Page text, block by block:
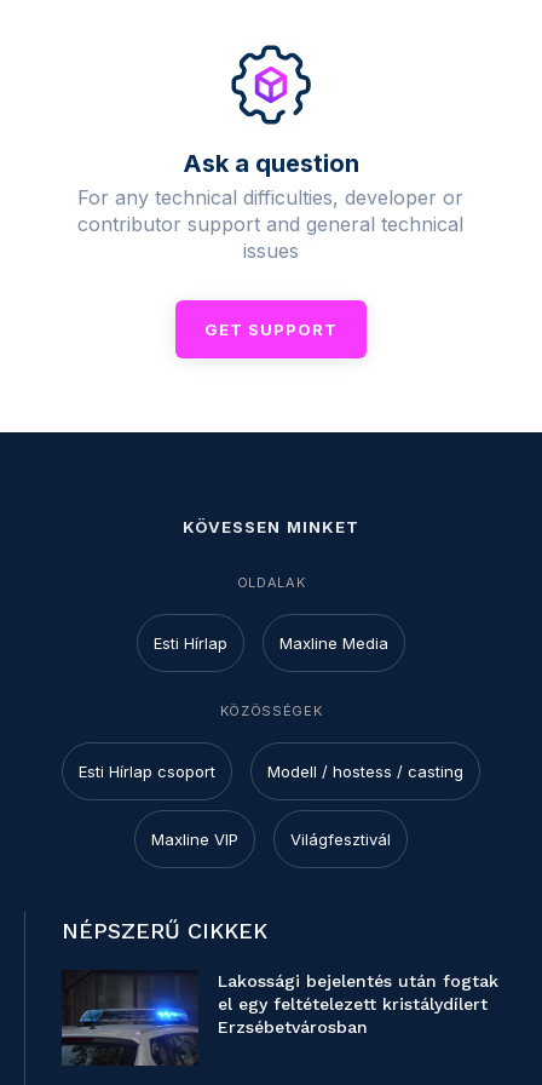
Ask a question
For any technical difficulties, developer or
contributor support and general technical
issues
GET SUPPORT
KÖVESSEN MINKET
OLDALAK
Esti Hírlap Maxline Media
KÖZÖSSÉGEK
Esti Hírlap csoport Modell / hostess / casting
Maxline VIP Világfesztivál
NÉPSZERŰ CIKKEK
Lakossági bejelentés után fogtak
el egy feltételezett kristálydílert
Erzsébetvárosban